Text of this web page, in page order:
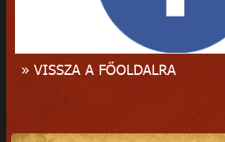
» VISSZA A FŐOLDALRA